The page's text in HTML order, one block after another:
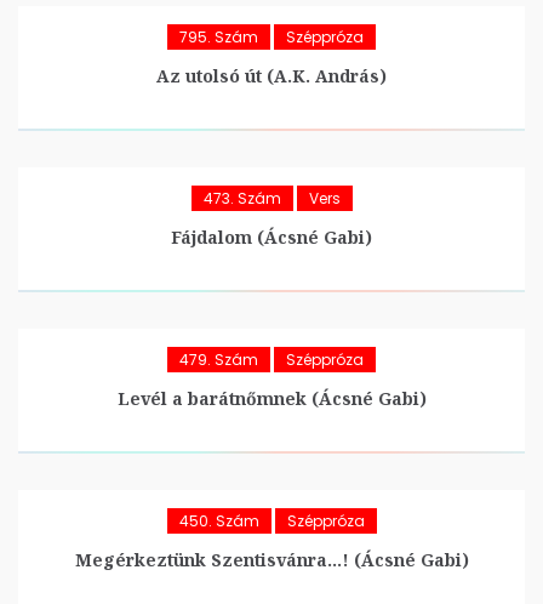
795. Szám Széppróza
Az utolsó út (A.K. András)
473. Szám Vers
Fájdalom (Ácsné Gabi)
479. Szám Széppróza
Levél a barátnőmnek (Ácsné Gabi)
450. Szám Széppróza
Megérkeztünk Szentisvánra…! (Ácsné Gabi)